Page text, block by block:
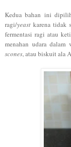
Kedua bahan ini
ragi/yeast karena tidak
fermentasi ragi atau
menahan udara dalam
scones, atau biskuit ala